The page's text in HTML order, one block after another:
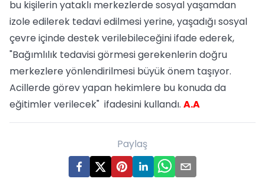
bu kişilerin yataklı merkezlerde sosyal yaşamdan
izole edilerek tedavi edilmesi yerine, yaşadığı sosyal
çevre içinde destek verilebileceğini ifade ederek,
"Bağımlılık tedavisi görmesi gerekenlerin doğru
merkezlere yönlendirilmesi büyük önem taşıyor.
Acillerde görev yapan hekimlere bu konuda da
eğitimler verilecek" ifadesini kullandı. A.A
Paylaş